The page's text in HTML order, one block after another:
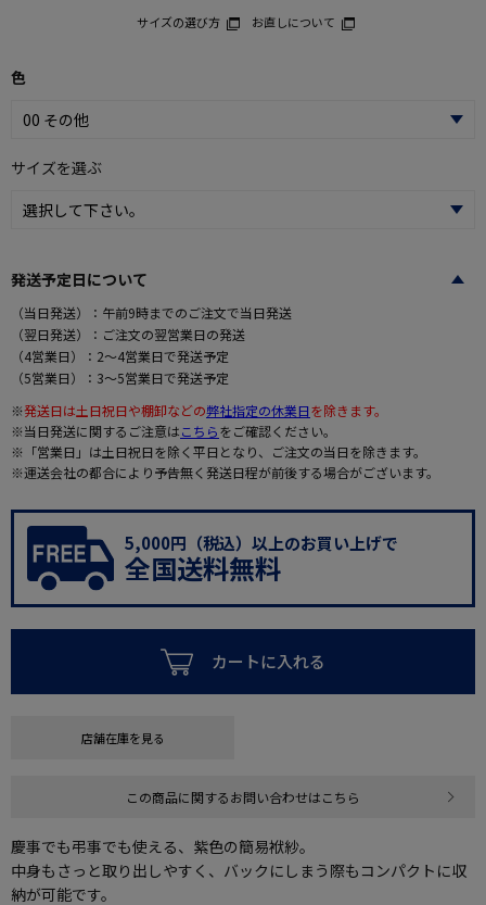
サイズの選び方 お直しについて
色
サイズを選ぶ
発送予定日について
（当日発送）：午前9時までのご注文で当日発送
（翌日発送）：ご注文の翌営業日の発送
（4営業日）：2～4営業日で発送予定
（5営業日）：3～5営業日で発送予定
※発送日は土日祝日や棚卸などの弊社指定の休業日を除きます。
※当日発送に関するご注意はこちらをご確認ください。
※「営業日」は土日祝日を除く平日となり、ご注文の当日を除きます。
※運送会社の都合により予告無く発送日程が前後する場合がございます。
5,000円（税込）以上のお買い上げで
全国送料無料
カートに入れる
店舗在庫を見る
この商品に関するお問い合わせはこちら
慶事でも弔事でも使える、紫色の簡易袱紗。
中身もさっと取り出しやすく、バックにしまう際もコンパクトに収
納が可能です。